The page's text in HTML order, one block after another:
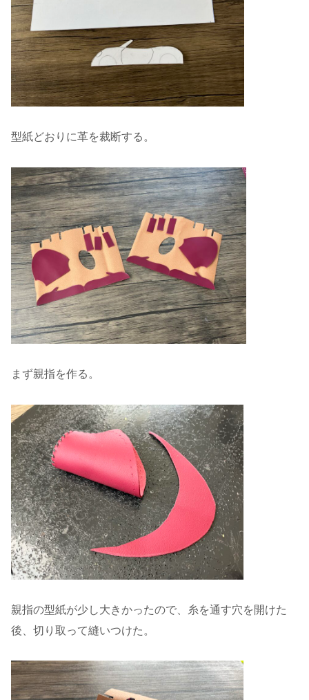
型紙どおりに革を裁断する。
まず親指を作る。
親指の型紙が少し大きかったので、糸を通す穴を開けた
後、切り取って縫いつけた。